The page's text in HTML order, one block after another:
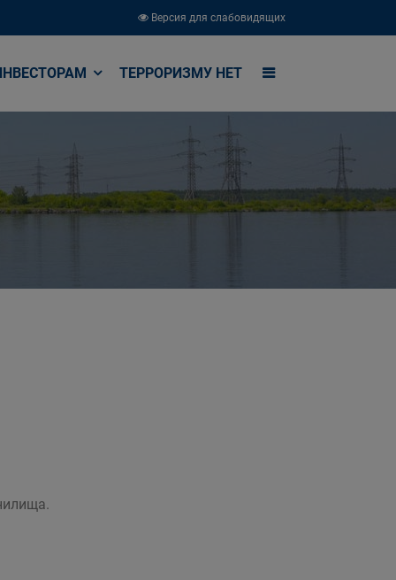
Версия для слабовидящих
ТЕРРОРИЗМУ НЕТ